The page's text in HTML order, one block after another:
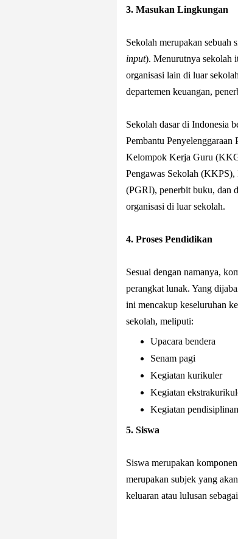
3. Masukan Lingkungan
Sekolah merupakan sebuah
input). Menurutnya sekolah
organisasi lain di luar
departemen keuangan,
Sekolah dasar di Indonesia
Pembantu
Kelompok Kerja Guru
Pengawas Sekolah
(PGRI), penerbit buku, dan
organisasi di luar sekolah.
4. Proses Pendidikan
Sesuai dengan namanya,
perangkat lunak. Yang
ini mencakup keseluruhan
sekolah, meliputi:
Upacara bendera
Senam pagi
Kegiatan kurikuler
Kegiatan
Kegiatan
5. Siswa
Siswa merupakan
merupakan subjek yang
keluaran atau lulusan